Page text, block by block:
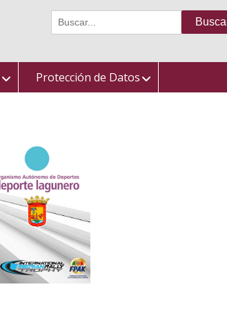
Buscar:
Protección de Datos